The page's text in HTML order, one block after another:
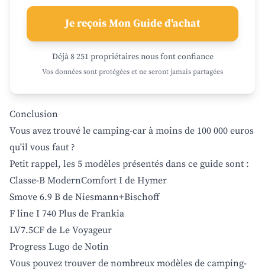
Je reçois Mon Guide d'achat
Déjà 8 251 propriétaires nous font confiance
Vos données sont protégées et ne seront jamais partagées
Conclusion
Vous avez trouvé le camping-car à moins de 100 000 euros
qu'il vous faut ?
Petit rappel, les 5 modèles présentés dans ce guide sont :
Classe-B ModernComfort I de Hymer
Smove 6.9 B de Niesmann+Bischoff
F line I 740 Plus de Frankia
LV7.5CF de Le Voyageur
Progress Lugo de Notin
Vous pouvez trouver de nombreux modèles de camping-